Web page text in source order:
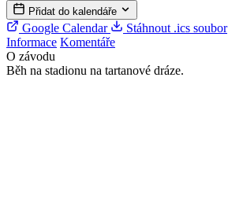
Přidat do kalendáře
Google Calendar
Stáhnout .ics soubor
Informace Komentáře
O závodu
Běh na stadionu na tartanové dráze.